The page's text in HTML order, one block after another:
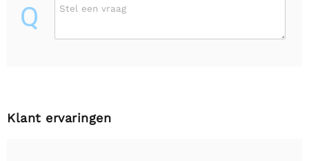
Q Stel een vraag
Klant ervaringen